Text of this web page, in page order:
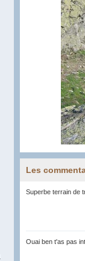
Les
Superbe terrain de
Ouai ben t'as pas